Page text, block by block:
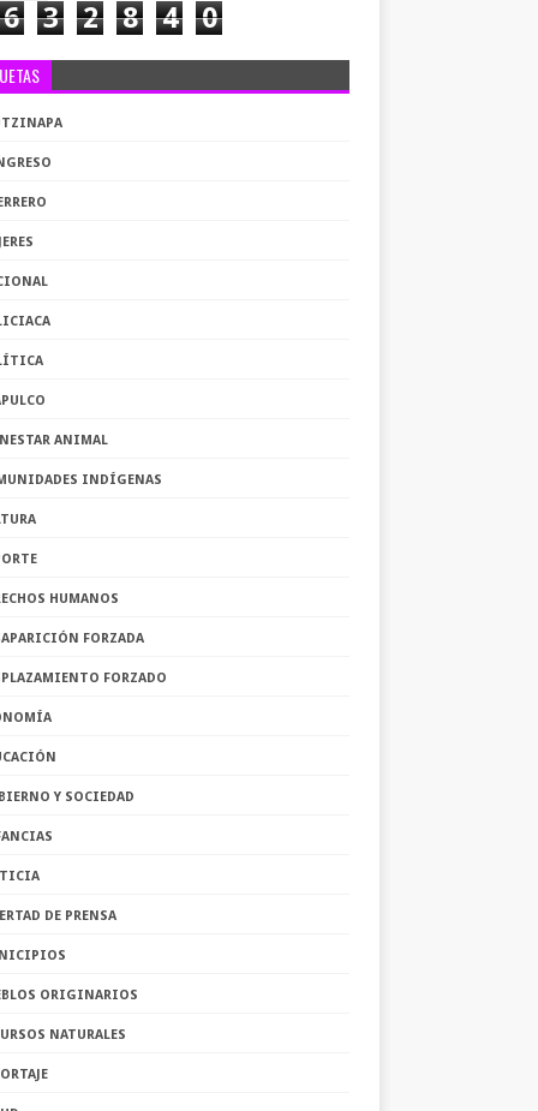
6 3 2 8 4 0
ANIMAL
INDÍGENAS
HUMANOS
FORZADA
FORZADO
Y SOCIEDAD
DE PRENSA
ORIGINARIOS
NATURALES